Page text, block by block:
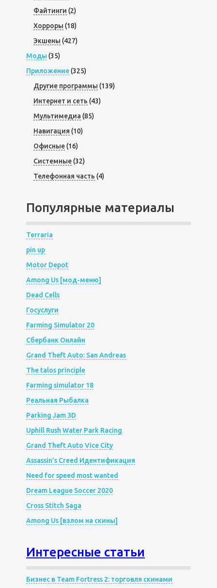
Файтинги (2)
Хорроры (18)
Экшены (427)
Моды (35)
Приложение(325)
Другие программы (139)
Интернет и сеть (43)
Мультимедиа (85)
Навигация (10)
Офисные(16)
Системные(32)
Телефонная часть (4)
Популярные материалы
Terraria
pin up
Motor Depot
Among Us [мод-меню]
Dead Cells
Госуслуги
Farming Simulator 20
Сбербанк Онлайн
Grand Theft Auto: San Andreas
The talos principle
Farming simulator 18
Реальная Рыбалка
Parking Jam 3D
Uphill Rush Water Park Racing
Grand Theft Auto Vice City
Assassin’s Creed Идентификация
Need for speed most wanted
Dream League Soccer 2020
Cross Stitch Saga
Among Us [взлом на скины]
Интересные статьи
Бизнес в Team Fortress 2: торговля скинами